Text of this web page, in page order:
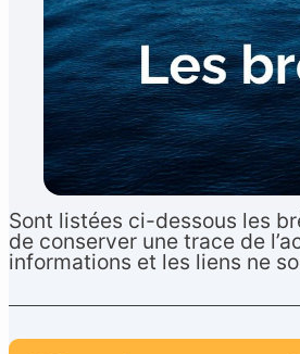
Sont listées ci-dessous les
de conserver une trace de
informations et les liens ne